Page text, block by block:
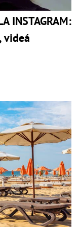
INSTAGRAM:
videá